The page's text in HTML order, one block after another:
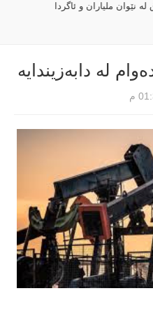
ملیاران و ئاگردا
لە دابەزیندایە